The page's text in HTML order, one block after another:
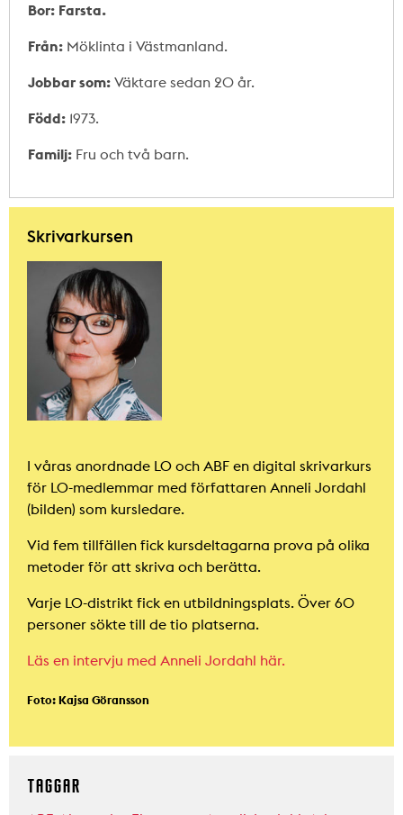
Bor: Farsta.
Från: Möklinta i Västmanland.
Jobbar som: Väktare sedan 20 år.
Född: 1973.
Familj: Fru och två barn.
Skrivarkursen
I våras anordnade LO och ABF en digital skrivarkurs
för LO-medlemmar med författaren Anneli Jordahl
(bilden) som kursledare.
Vid fem tillfällen fick kursdeltagarna prova på olika
metoder för att skriva och berätta.
Varje LO-distrikt fick en utbildningsplats. Över 60
personer sökte till de tio platserna.
Läs en intervju med Anneli Jordahl här.
Foto: Kajsa Göransson
TAGGAR